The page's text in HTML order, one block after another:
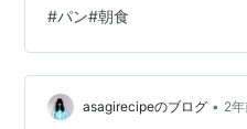
#パン#朝食
asagirecipeのブログ • 2